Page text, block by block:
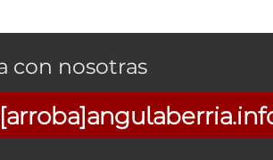
con nosotras